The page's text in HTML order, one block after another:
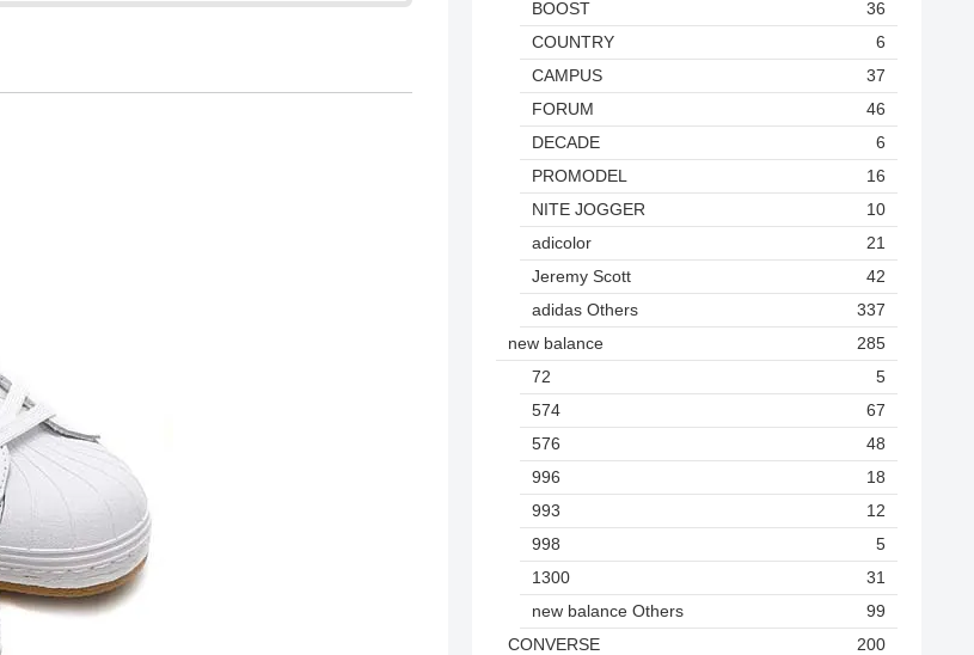
BOOST
36
COUNTRY
6
CAMPUS
37
FORUM
46
DECADE
6
PROMODEL
16
NITE JOGGER
10
adicolor
21
Jeremy Scott
42
adidas Others
337
new balance
285
72
5
574
67
576
48
996
18
993
12
998
5
1300
31
new balance Others
99
CONVERSE
200